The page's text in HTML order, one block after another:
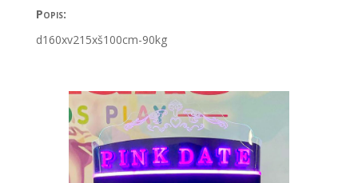
Popis:
d160xv215xš100cm-90kg